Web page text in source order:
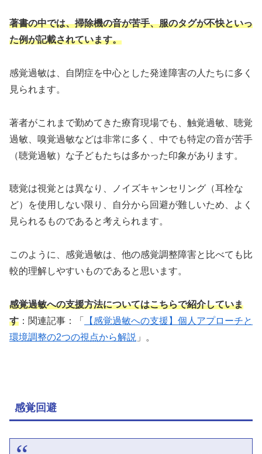
著書の中では、掃除機の音が苦手、服のタグが不快といっ
た例が記載されています。
感覚過敏は、自閉症を中心とした発達障害の人たちに多く
見られます。
著者がこれまで勤めてきた療育現場でも、触覚過敏、聴覚
過敏、嗅覚過敏などは非常に多く、中でも特定の音が苦手
（聴覚過敏）な子どもたちは多かった印象があります。
聴覚は視覚とは異なり、ノイズキャンセリング（耳栓な
ど）を使用しない限り、自分から回避が難しいため、よく
見られるものであると考えられます。
このように、感覚過敏は、他の感覚調整障害と比べても比
較的理解しやすいものであると思います。
感覚過敏への支援方法についてはこちらで紹介していま
す ：関連記事：「
【感覚過敏への支援】個人アプローチと
環境調整の2つの視点から解説 」。
感覚回避